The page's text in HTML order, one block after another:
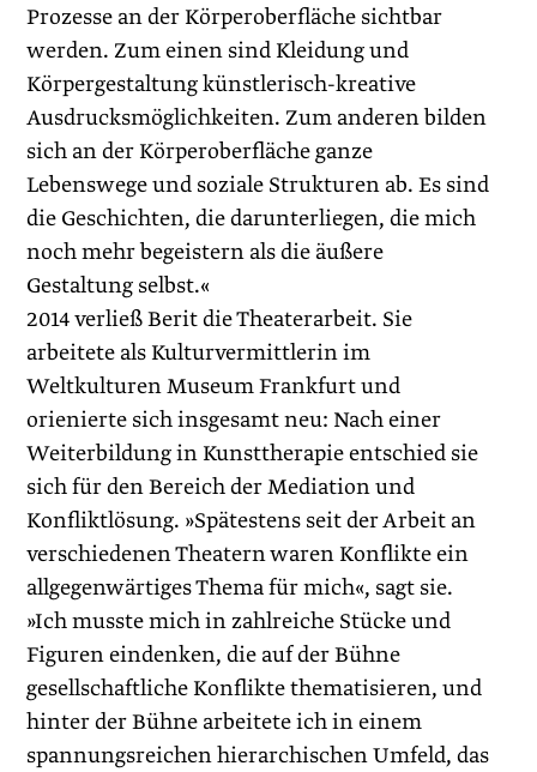
Prozesse an der Körperoberfläche sichtbar
werden. Zum einen sind Kleidung und
Körpergestaltung künstlerisch-kreative
Ausdrucksmöglichkeiten. Zum anderen bilden
sich an der Körperoberfläche ganze
Lebenswege und soziale Strukturen ab. Es sind
die Geschichten, die darunterliegen, die mich
noch mehr begeistern als die äußere
Gestaltung selbst.«
2014 verließ Berit die Theaterarbeit. Sie
arbeitete als Kulturvermittlerin im
Weltkulturen Museum Frankfurt und
orienierte sich insgesamt neu: Nach einer
Weiterbildung in Kunsttherapie entschied sie
sich für den Bereich der Mediation und
Konfliktlösung. »Spätestens seit der Arbeit an
verschiedenen Theatern waren Konflikte ein
allgegenwärtiges Thema für mich«, sagt sie.
»Ich musste mich in zahlreiche Stücke und
Figuren eindenken, die auf der Bühne
gesellschaftliche Konflikte thematisieren, und
hinter der Bühne arbeitete ich in einem
spannungsreichen hierarchischen Umfeld, das